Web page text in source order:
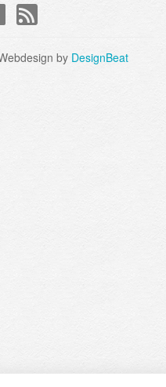
by DesignBeat